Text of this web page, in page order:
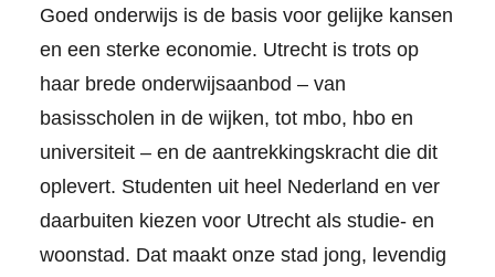
Goed onderwijs is de basis voor gelijke kansen
en een sterke economie. Utrecht is trots op
haar brede onderwijsaanbod – van
basisscholen in de wijken, tot mbo, hbo en
universiteit – en de aantrekkingskracht die dit
oplevert. Studenten uit heel Nederland en ver
daarbuiten kiezen voor Utrecht als studie- en
woonstad. Dat maakt onze stad jong, levendig